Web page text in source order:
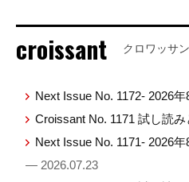
croissant クロワッサン
Next Issue No. 1172- 2026
Croissant No. 1171 試し読み
Next Issue No. 1171- 2026
— 2026.07.23